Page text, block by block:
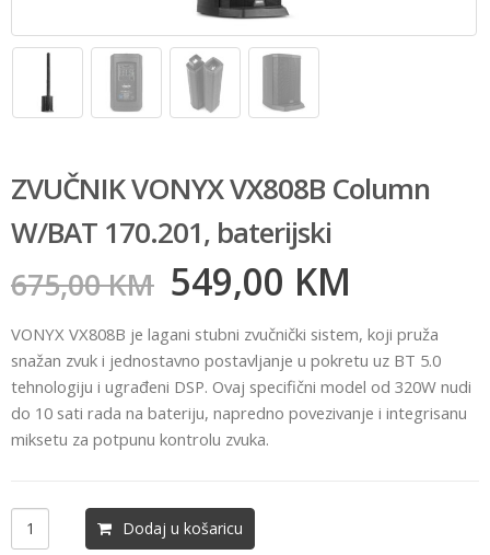
ZVUČNIK VONYX VX808B Column
W/BAT 170.201, baterijski
675,00KM 549,00 KM
VONYX VX808B je lagani stubni zvučnički sistem, koji pruža
snažan zvuk i jednostavno postavljanje u pokretu uz BT 5.0
tehnologiju i ugrađeni DSP. Ovaj specifični model od 320W nudi
do 10 sati rada na bateriju, napredno povezivanje i integrisanu
miksetu za potpunu kontrolu zvuka.
Dodaj u košaricu